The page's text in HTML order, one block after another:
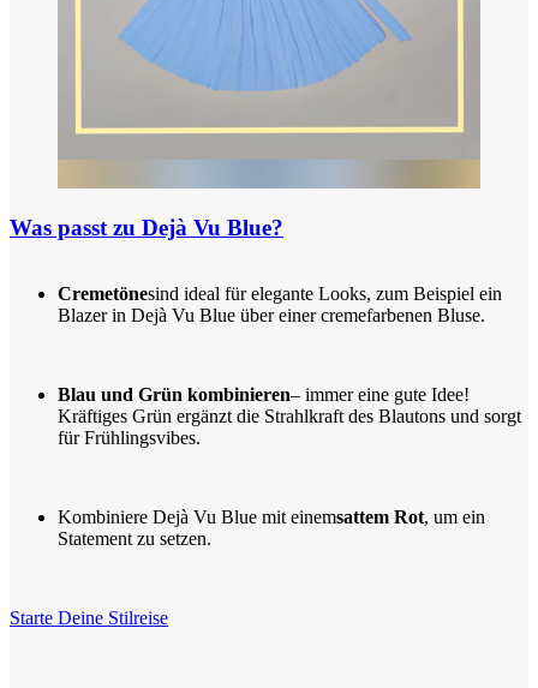
Was passt zu Dejà Vu Blue?
Cremetönesind ideal für elegante Looks, zum Beispiel ein
Blazer in Dejà Vu Blue über einer cremefarbenen Bluse.
Blau und Grün kombinieren– immer eine gute Idee!
Kräftiges Grün ergänzt die Strahlkraft des Blautons und sorgt
für Frühlingsvibes.
Kombiniere Dejà Vu Blue mit einemsattem Rot, um ein
Statement zu setzen.
Starte Deine Stilreise